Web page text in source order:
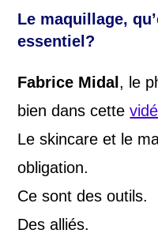
Le maquillage,
essentiel?
Fabrice Midal , le
bien dans cette
Le skincare et le
obligation.
Ce sont des outils.
Des alliés.